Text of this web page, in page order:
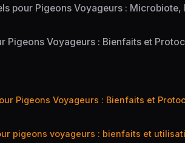
pour Pigeons Voyageurs : Microbiote,
Pigeons Voyageurs : Bienfaits et
Pigeons Voyageurs : Bienfaits et
pigeons voyageurs : bienfaits et